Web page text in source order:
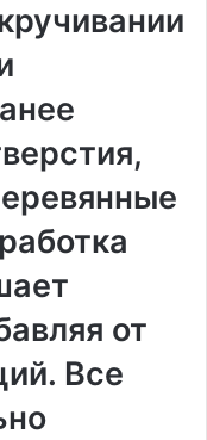
от
Все